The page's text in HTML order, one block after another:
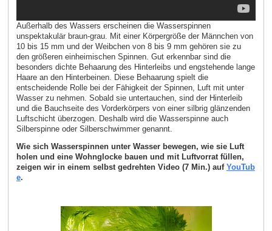
Außerhalb des Wassers erscheinen die Wasserspinnen
unspektakulär braun-grau. Mit einer Körpergröße der Männchen von
10 bis 15 mm und der Weibchen von 8 bis 9 mm gehören sie zu
den größeren einheimischen Spinnen. Gut erkennbar sind die
besonders dichte Behaarung des Hinterleibs und engstehende lange
Haare an den Hinterbeinen. Diese Behaarung spielt die
entscheidende Rolle bei der Fähigkeit der Spinnen, Luft mit unter
Wasser zu nehmen. Sobald sie untertauchen, sind der Hinterleib
und die Bauchseite des Vorderkörpers von einer silbrig glänzenden
Luftschicht überzogen. Deshalb wird die Wasserspinne auch
Silberspinne oder Silberschwimmer genannt.
Wie sich Wasserspinnen unter Wasser bewegen, wie sie Luft
holen und eine Wohnglocke bauen und mit Luftvorrat füllen,
zeigen wir in einem selbst gedrehten Video (7 Min.) auf YouTub
e.